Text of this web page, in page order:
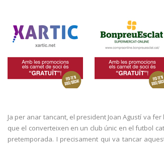
Ja per anar tancant, el president Joan Agustí va
que el converteixen en un club únic en el futbol
pretemporada. I precisament qui va tancar